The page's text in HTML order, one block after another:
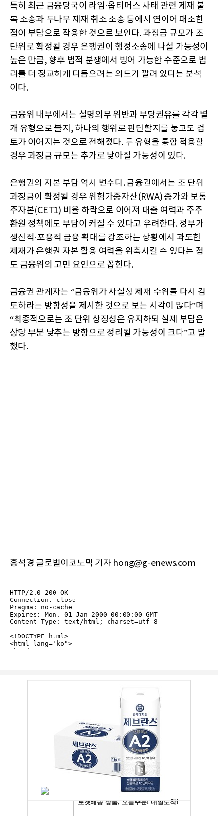
특히 최근 금융당국이 라임·옵티머스 사태 관련 제재 불
복 소송과 두나무 제재 취소 소송 등에서 연이어 패소한
점이 부담으로 작용한 것으로 보인다. 과징금 규모가 조
단위로 확정될 경우 은행권이 행정소송에 나설 가능성이
높은 만큼, 향후 법적 분쟁에서 방어 가능한 수준으로 법
리를 더 정교하게 다듬으려는 의도가 깔려 있다는 분석
이다.
금융위 내부에서는 설명의무 위반과 부당권유를 각각 별
개 유형으로 볼지, 하나의 행위로 판단할지를 놓고도 검
토가 이어지는 것으로 전해졌다. 두 유형을 통합 적용할
경우 과징금 규모는 추가로 낮아질 가능성이 있다.
은행권의 자본 부담 역시 변수다. 금융권에서는 조 단위
과징금이 확정될 경우 위험가중자산(RWA) 증가와 보통
주자본(CET1) 비율 하락으로 이어져 대출 여력과 주주
환원 정책에도 부담이 커질 수 있다고 우려한다. 정부가
생산적·포용적 금융 확대를 강조하는 상황에서 과도한
제재가 은행권 자본 활용 여력을 위축시킬 수 있다는 점
도 금융위의 고민 요인으로 꼽힌다.
금융권 관계자는 “금융위가 사실상 제재 수위를 다시 검
토하라는 방향성을 제시한 것으로 보는 시각이 많다”며
“최종적으로는 조 단위 상징성은 유지하되 실제 부담은
상당 부분 낮추는 방향으로 정리될 가능성이 크다”고 말
했다.
홍석경 글로벌이코노믹 기자 hong@g-enews.com